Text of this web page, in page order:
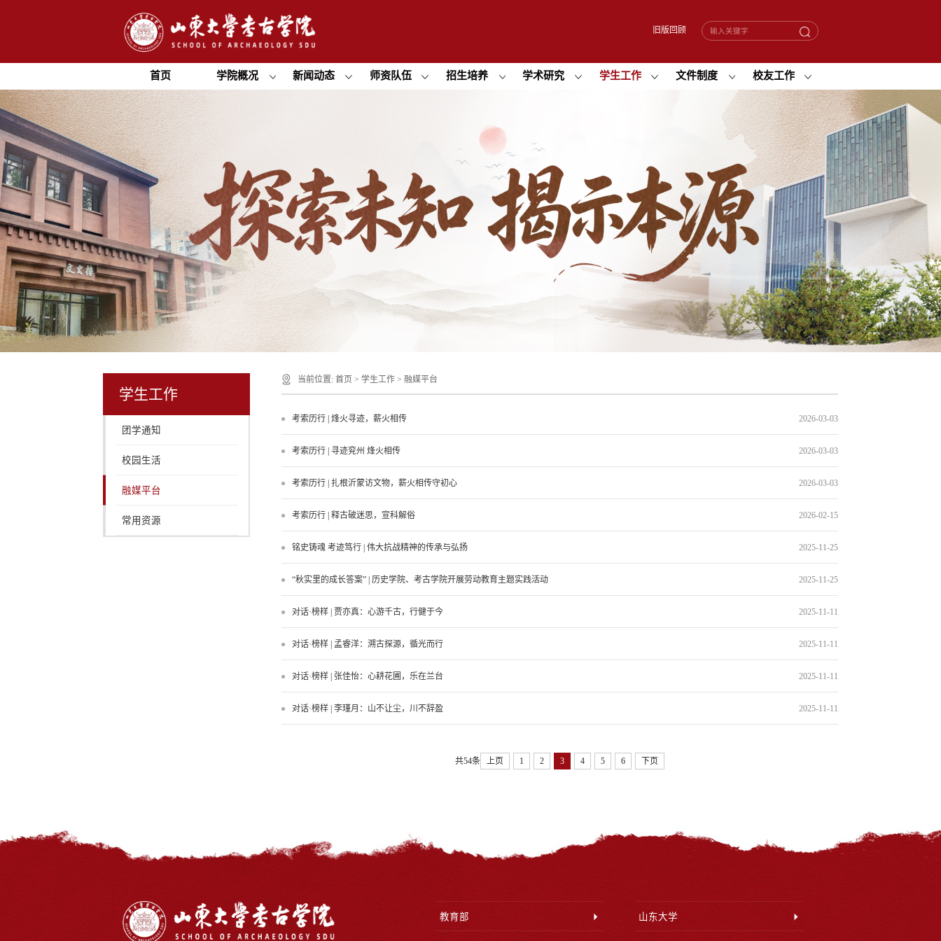
旧版回顾
首页 学院概况 新闻动态 师资队伍 招生培养 学术研究 学生工作 文件制度 校友工作
学生工作
团学通知
校园生活
融媒平台
常用资源
当前位置: 首页> 学生工作> 融媒平台
考索历行 | 烽火寻迹，薪火相传 2026-03-03
考索历行 | 寻迹兖州 烽火相传 2026-03-03
考索历行 | 扎根沂蒙访文物，薪火相传守初心 2026-03-03
考索历行 | 释古破迷思，宣科解俗 2026-02-15
铭史铸魂 考迹笃行 | 伟大抗战精神的传承与弘扬 2025-11-25
“秋实里的成长答案” | 历史学院、考古学院开展劳动教育主题实践活动 2025-11-25
对话·榜样 | 贾亦真：心游千古，行健于今 2025-11-11
对话·榜样 | 孟睿洋：溯古探源，循光而行 2025-11-11
对话·榜样 | 张佳怡：心耕花圃，乐在兰台 2025-11-11
对话·榜样 | 李瑾月：山不让尘，川不辞盈 2025-11-11
共54条 上页 1 2 3 4 5 6 下页
教育部 山东大学